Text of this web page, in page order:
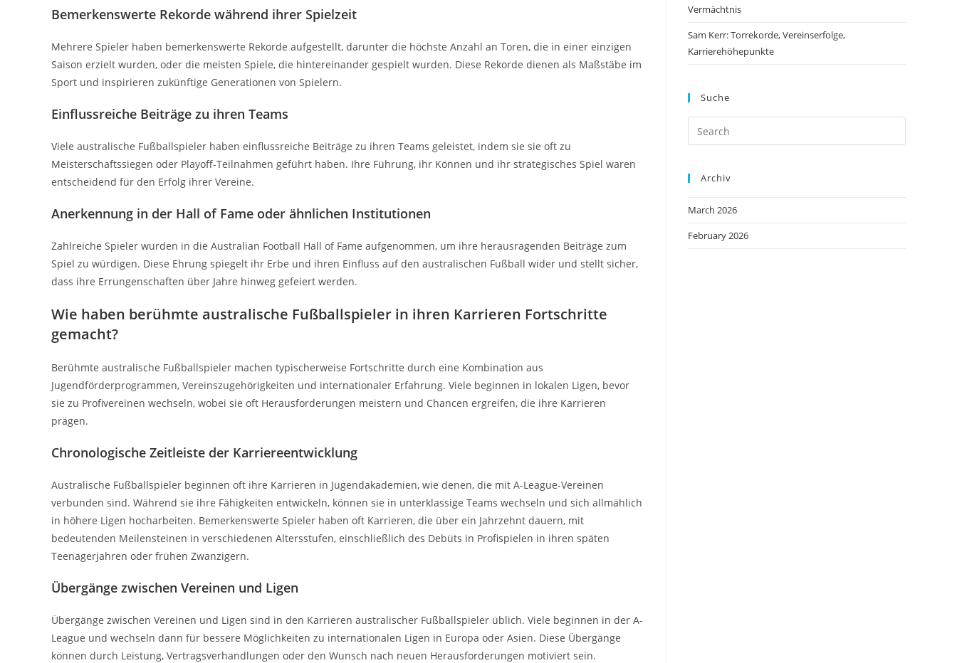
Bemerkenswerte Rekorde während ihrer Spielzeit
Mehrere Spieler haben bemerkenswerte Rekorde aufgestellt, darunter die höchste Anzahl an Toren, die in einer einzigen
Saison erzielt wurden, oder die meisten Spiele, die hintereinander gespielt wurden. Diese Rekorde dienen als Maßstäbe im
Sport und inspirieren zukünftige Generationen von Spielern.
Einflussreiche Beiträge zu ihren Teams
Viele australische Fußballspieler haben einflussreiche Beiträge zu ihren Teams geleistet, indem sie sie oft zu
Meisterschaftssiegen oder Playoff-Teilnahmen geführt haben. Ihre Führung, ihr Können und ihr strategisches Spiel waren
entscheidend für den Erfolg ihrer Vereine.
Anerkennung in der Hall of Fame oder ähnlichen Institutionen
Zahlreiche Spieler wurden in die Australian Football Hall of Fame aufgenommen, um ihre herausragenden Beiträge zum
Spiel zu würdigen. Diese Ehrung spiegelt ihr Erbe und ihren Einfluss auf den australischen Fußball wider und stellt sicher,
dass ihre Errungenschaften über Jahre hinweg gefeiert werden.
Wie haben berühmte australische Fußballspieler in ihren Karrieren Fortschritte
gemacht?
Berühmte australische Fußballspieler machen typischerweise Fortschritte durch eine Kombination aus
Jugendförderprogrammen, Vereinszugehörigkeiten und internationaler Erfahrung. Viele beginnen in lokalen Ligen, bevor
sie zu Profivereinen wechseln, wobei sie oft Herausforderungen meistern und Chancen ergreifen, die ihre Karrieren
prägen.
Chronologische Zeitleiste der Karriereentwicklung
Australische Fußballspieler beginnen oft ihre Karrieren in Jugendakademien, wie denen, die mit A-League-Vereinen
verbunden sind. Während sie ihre Fähigkeiten entwickeln, können sie in unterklassige Teams wechseln und sich allmählich
in höhere Ligen hocharbeiten. Bemerkenswerte Spieler haben oft Karrieren, die über ein Jahrzehnt dauern, mit
bedeutenden Meilensteinen in verschiedenen Altersstufen, einschließlich des Debüts in Profispielen in ihren späten
Teenagerjahren oder frühen Zwanzigern.
Übergänge zwischen Vereinen und Ligen
Übergänge zwischen Vereinen und Ligen sind in den Karrieren australischer Fußballspieler üblich. Viele beginnen in der A-
League und wechseln dann für bessere Möglichkeiten zu internationalen Ligen in Europa oder Asien. Diese Übergänge
können durch Leistung, Vertragsverhandlungen oder den Wunsch nach neuen Herausforderungen motiviert sein.
Vermächtnis
Sam Kerr: Torrekorde, Vereinserfolge,
Karrierehöhepunkte
Suche
Archiv
March 2026
February 2026